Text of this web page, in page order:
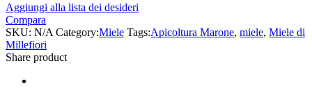
Aggiungi alla lista dei desideri
Compara
SKU: N/A Category:Miele Tags:Apicoltura Marone, miele, Miele di
Millefiori
Share product